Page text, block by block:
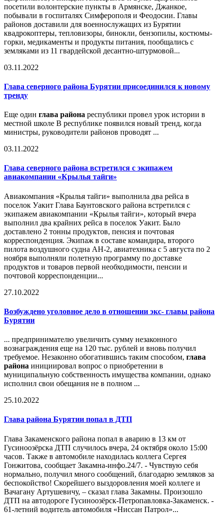
посетили волонтерские пункты в Армянске, Джанкое,
побывали в госпиталях Симферополя и Феодосии. Главы
районов доставили для военнослужащих из Бурятии
квадрокоптеры, тепловизоры, бинокли, бензопилы, костюмы-
горки, медикаменты и продукты питания, пообщались с
земляками из 11 гвардейской десантно-штурмовой...
03.11.2022
Глава северного района Бурятии присоединился к новому
тренду
Еще один глава района республики провел урок истории в
местной школе В республике появился новый тренд, когда
министры, руководители районов проводят ...
03.11.2022
Глава северного района встретился с экипажем
авиакомпании «Крылья тайги»
Авиакомпания «Крылья тайги» выполнила два рейса в
поселок Уакит Глава Баунтовского района встретился с
экипажем авиакомпании «Крылья тайги», который вчера
выполнил два крайних рейса в поселок Уакит. Было
доставлено 2 тонны продуктов, пенсия и почтовая
корреспонденция. Экипаж в составе командира, второго
пилота воздушного судна АН-2, авиатехника с 5 августа по 2
ноября выполняли полетную программу по доставке
продуктов и товаров первой необходимости, пенсии и
почтовой корреспонденции...
27.10.2022
Возбуждено уголовное дело в отношении экс- главы района
Бурятии
... предпринимателю увеличить сумму незаконного
вознаграждения еще на 120 тыс. рублей и вновь получил
требуемое. Незаконно обогатившись таким способом, глава
района инициировал вопрос о приобретении в
муниципальную собственность имущества компании, однако
исполнил свои обещания не в полном ...
25.10.2022
Глава района Бурятии попал в ДТП
Глава Закаменского района попал в аварию в 13 км от
Гусиноозёрска ДТП случилось вчера, 24 октября около 15:00
часов. Также в автомобиле находилась коллега Сергея
Гонжитова, сообщает Закамна-инфо.24/7. - Чувствую себя
нормально, получил много сообщений, благодарю земляков за
беспокойство! Скорейшего выздоровления моей коллеге и
Вачагану Артушевичу, – сказал глава Закамны. Произошло
ДТП на автодороге Гусиноозёрск-Петропавловка-Закаменск. -
61-летний водитель автомобиля «Ниссан Патрол»...